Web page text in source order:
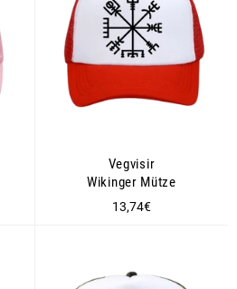
Vegvisir
Wikinger Mütze
Normaler
13,74€